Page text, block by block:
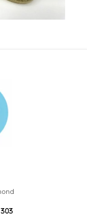
303